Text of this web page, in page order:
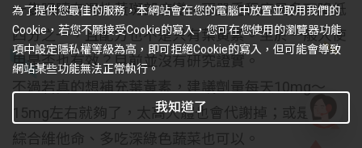
一隻眼睛有濕性黃斑部病變，而嚴重程度最多可降低
四分之一，且配方也不是只有葉黃素。至於一般人使
用是否也有效？目前並沒有研究證實。
不過若真的想補充葉黃素，建議劑量每天10mg～
15mg左右就夠了，太高人體也會代謝掉；或是補充
綜合維他命、多吃深綠色蔬菜也可以。
為了提供您最佳的服務，本網站會在您的電腦中放置並取用我們的
Cookie，若您不願接受Cookie的寫入，您可在您使用的瀏覽器功能
項中設定隱私權等級為高，即可拒絕Cookie的寫入，但可能會導致
網站某些功能無法正常執行。
我知道了